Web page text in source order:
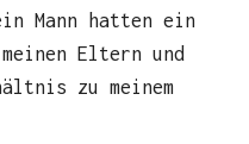
Mann hatten ein
Eltern und
zu meinem